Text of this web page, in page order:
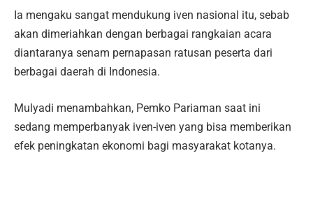
Ia mengaku sangat mendukung iven nasional itu, sebab
akan dimeriahkan dengan berbagai rangkaian acara
diantaranya senam pernapasan ratusan peserta dari
berbagai daerah di Indonesia.
Mulyadi menambahkan, Pemko Pariaman saat ini
sedang memperbanyak iven-iven yang bisa memberikan
efek peningkatan ekonomi bagi masyarakat kotanya.